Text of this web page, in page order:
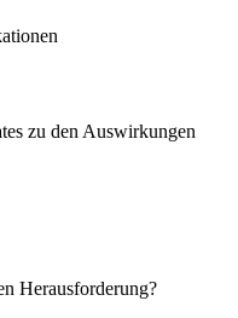
zu den Auswirkungen
Herausforderung?